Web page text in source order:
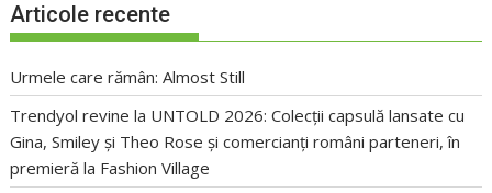
Articole recente
Urmele care rămân: Almost Still
Trendyol revine la UNTOLD 2026: Colecții capsulă lansate cu
Gina, Smiley și Theo Rose și comercianți români parteneri, în
premieră la Fashion Village